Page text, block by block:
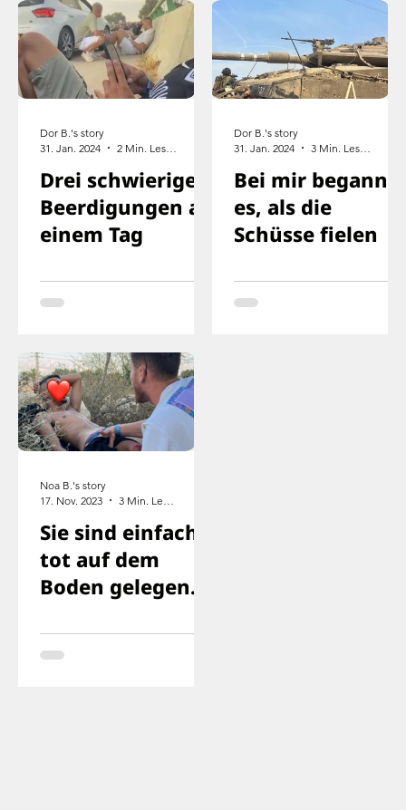
Drei schwierige
Beerdigungen an
einem Tag
Dor B.'s story
31. Jan. 2024
Bei mir begann
es, als die
Schüsse fielen
Dor B.'s story
31. Jan. 2024
Sie sind einfach
tot auf dem
Boden gelegen
dass wir als
nächstes dran
Noa B.'s story
17. Nov. 2023